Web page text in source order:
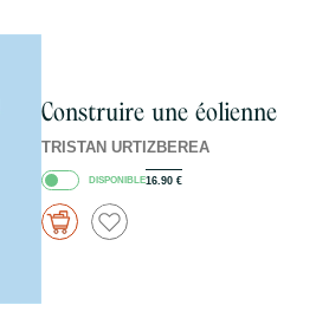
Construire une éolienne
TRISTAN URTIZBEREA
DISPONIBLE16.90 €